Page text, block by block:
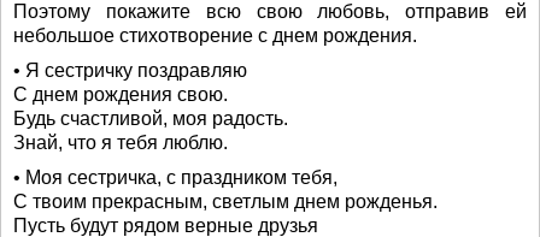
Поэтому покажите всю свою любовь, отправив ей
небольшое стихотворение с днем рождения.
• Я сестричку поздравляю
С днем рождения свою.
Будь счастливой, моя радость.
Знай, что я тебя люблю.
• Моя сестричка, с праздником тебя,
С твоим прекрасным, светлым днем рожденья.
Пусть будут рядом верные друзья